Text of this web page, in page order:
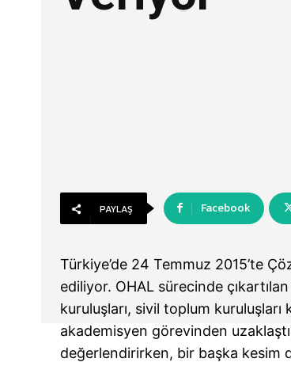
PAYLAŞ Facebook
Türkiye’de 24 Temmuz 2015’te
ediliyor. OHAL sürecinde
kuruluşları, sivil toplum kuruluşları
akademisyen görevinden
değerlendirirken, bir başka kesim